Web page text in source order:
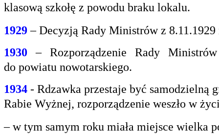
klasową szkołę z powodu braku lokalu.
1929– Decyzją Rady Ministrów z
1930 – Rozporządzenie Rady
do powiatu nowotarskiego.
1934 - Rdzawka przestaje być samodzielną
Rabie Wyżnej, rozporządzenie weszło w
– w tym samym roku miała miejsce wielka